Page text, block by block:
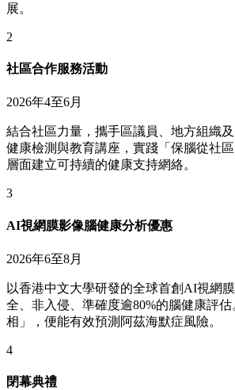
展。
2
社區合作服務活動
2026年4至6月
結合社區力量，攜手區議員、地方組織
健康檢測與教育講座，實踐「保腦從社
層面建立可持續的健康支持網絡。
3
AI視網膜影像腦健康分析優惠
2026年6至8月
以香港中文大學研發的全球首創AI視網
全、非入侵、準確度逾80%的腦健康評
相」，便能有效預測阿茲海默症風險。
4
閉幕典禮